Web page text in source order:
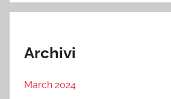
Archivi
March 2024